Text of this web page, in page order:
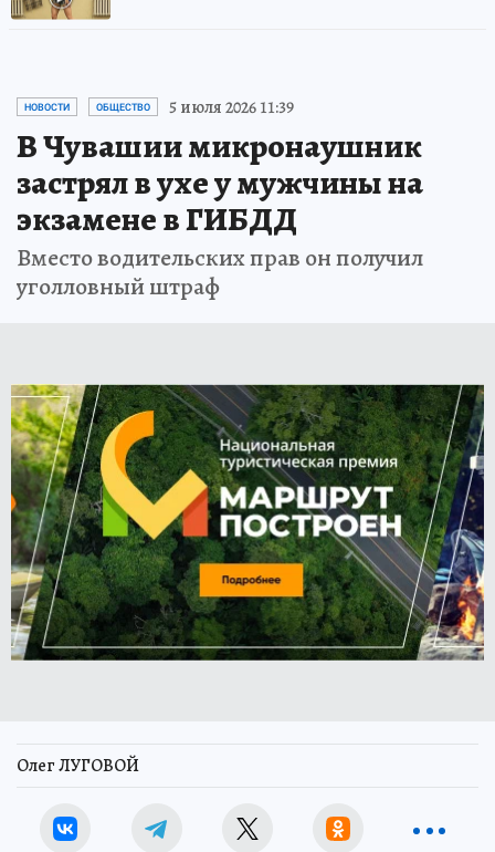
НОВОСТИ ОБЩЕСТВО 5 июля 2026 11:39
В Чувашии микронаушник
застрял в ухе у мужчины на
экзамене в ГИБДД
Вместо водительских прав он получил
уголловный штраф
Олег ЛУГОВОЙ